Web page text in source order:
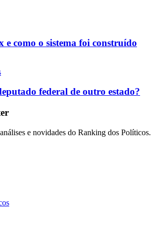
e como o sistema foi construído
federal de outro estado?
e novidades do Ranking dos Políticos.